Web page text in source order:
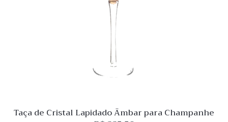
Taça de Cristal Lapidado Âmbar para Champanhe